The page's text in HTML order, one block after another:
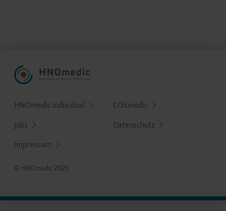
© HNOmedic 2025
Fußzeilenmenü
HNOmedic Individual
COSmedic
Jobs
Datenschutz
Impressum